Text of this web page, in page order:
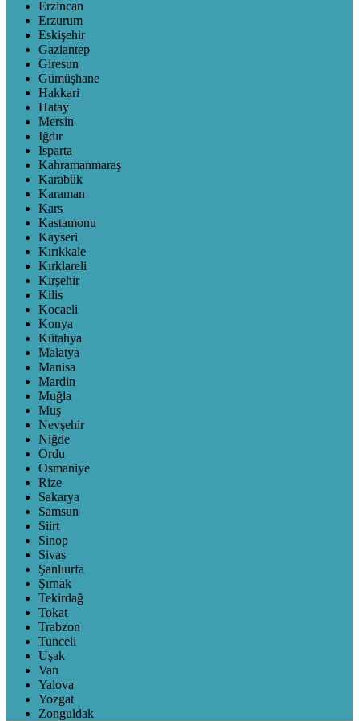
Erzincan
Erzurum
Eskişehir
Gaziantep
Giresun
Gümüşhane
Hakkari
Hatay
Mersin
Iğdır
Isparta
Kahramanmaraş
Karabük
Karaman
Kars
Kastamonu
Kayseri
Kırıkkale
Kırklareli
Kırşehir
Kilis
Kocaeli
Konya
Kütahya
Malatya
Manisa
Mardin
Muğla
Muş
Nevşehir
Niğde
Ordu
Osmaniye
Rize
Sakarya
Samsun
Siirt
Sinop
Sivas
Şanlıurfa
Şırnak
Tekirdağ
Tokat
Trabzon
Tunceli
Uşak
Van
Yalova
Yozgat
Zonguldak